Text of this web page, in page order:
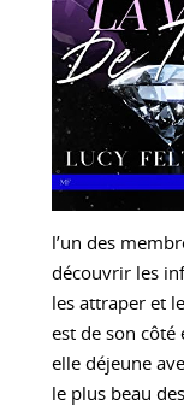
l’un des
découvrir les
les attraper et
est de son côté
elle déjeune
le plus beau